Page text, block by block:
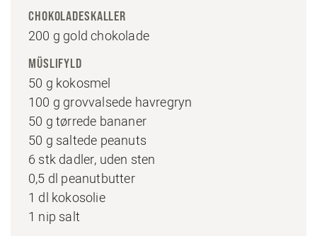
CHOKOLADESKALLER
200 g gold chokolade
MÜSLIFYLD
50 g kokosmel
100 g grovvalsede havregryn
50 g tørrede bananer
50 g saltede peanuts
6 stk dadler, uden sten
0,5 dl peanutbutter
1 dl kokosolie
1 nip salt